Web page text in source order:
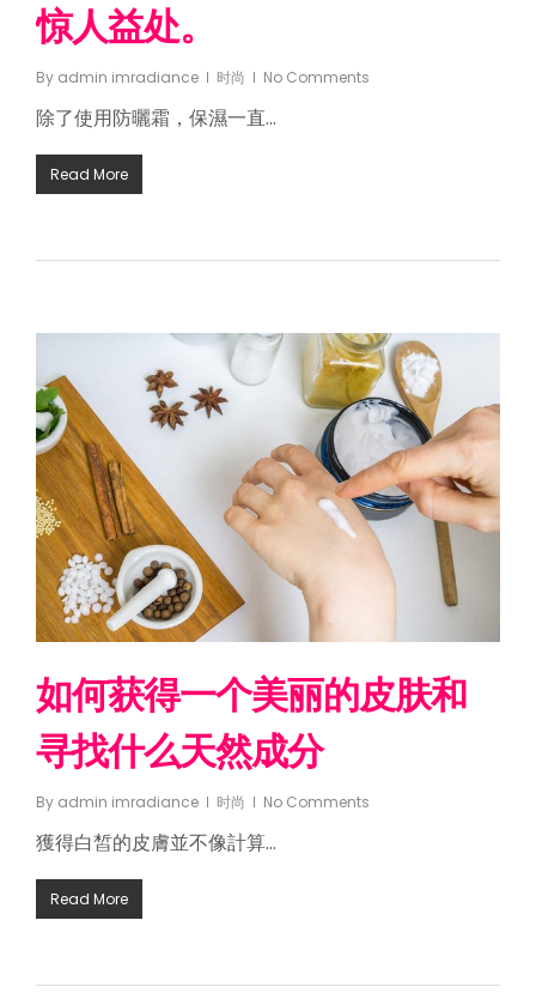
惊人益处。
By admin imradiance 时尚 No Comments
除了使用防曬霜，保濕一直…
Read More
如何获得一个美丽的皮肤和
寻找什么天然成分
By admin imradiance 时尚 No Comments
獲得白皙的皮膚並不像計算…
Read More